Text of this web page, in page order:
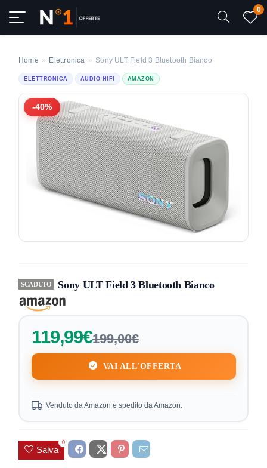
0
Home » Elettronica » Sony ULT Field 3 Bluetooth Bianco
ELETTRONICA AUDIO HIFI AMAZON
-40%
SCADUTO Sony ULT Field 3 Bluetooth Bianco
119,99€199,00€
VAI ALL'OFFERTA
Venduto da Amazon e spedito da Amazon.
Salva
0